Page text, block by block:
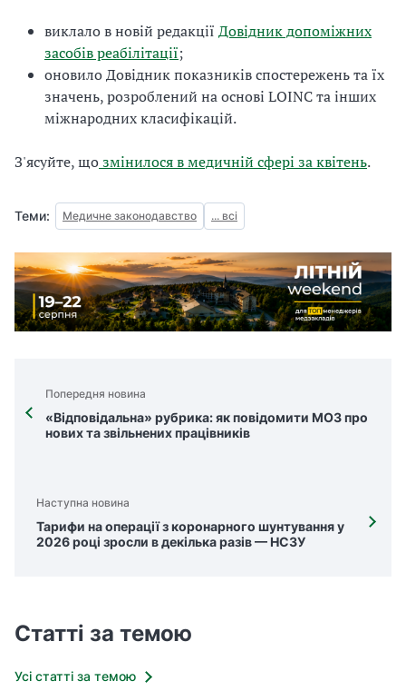
виклало в новій редакції Довідник допоміжних
засобів реабілітації;
оновило Довідник показників спостережень та їх
значень, розроблений наоснові LOINC таінших
міжнародних класифікацій.
З'ясуйте, щозмінилося в медичній сфері за квітень.
Теми: Медичне законодавство ... всі
Попередня новина
«Відповідальна» рубрика: як повідомити МОЗ про
нових та звільнених працівників
Наступна новина
Тарифи на операції з коронарного шунтування у
2026 році зросли в декілька разів — НСЗУ
Статті за темою
Усі статті за темою